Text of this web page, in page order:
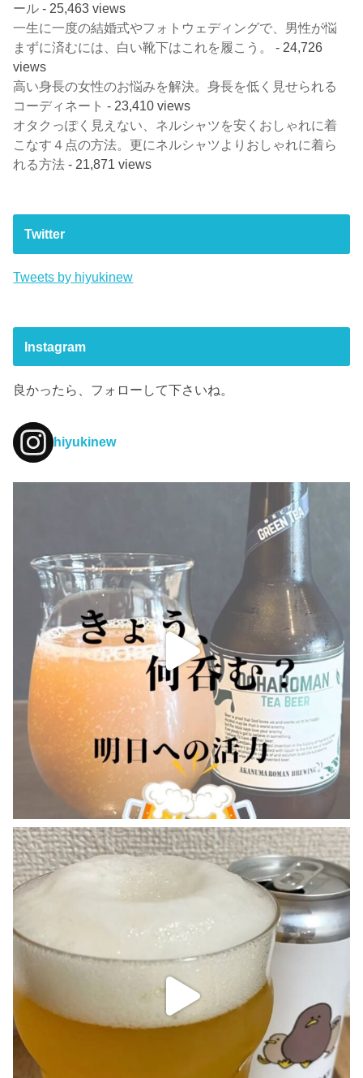
ール - 25,463 views
一生に一度の結婚式やフォトウェディングで、男性が悩
まずに済むには、白い靴下はこれを履こう。
- 24,726
views
高い身長の女性のお悩みを解決。身長を低く見せられる
コーディネート - 23,410 views
オタクっぽく見えない、ネルシャツを安くおしゃれに着
こなす４点の方法。更にネルシャツよりおしゃれに着ら
れる方法 - 21,871 views
Twitter
Tweets by hiyukinew
Instagram
良かったら、フォローして下さいね。
hiyukinew